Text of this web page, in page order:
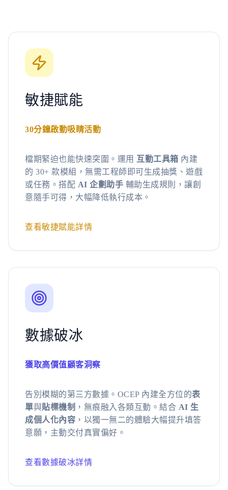
敏捷賦能
30分鐘啟動吸睛活動
檔期緊迫也能快速突圍。運用 互動工具箱 內建
的 30+ 款模組，無需工程師即可生成抽獎、遊戲
或任務。搭配 AI 企劃助手 輔助生成規則，讓創
意隨手可得，大幅降低執行成本。
查看敏捷賦能詳情
數據破冰
獲取高價值顧客洞察
告別模糊的第三方數據。OCEP 內建全方位的表
單與貼標機制 ，無痕融入各類互動。結合 AI 生
成個人化內容 ，以獨一無二的體驗大幅提升填答
意願，主動交付真實偏好。
查看數據破冰詳情